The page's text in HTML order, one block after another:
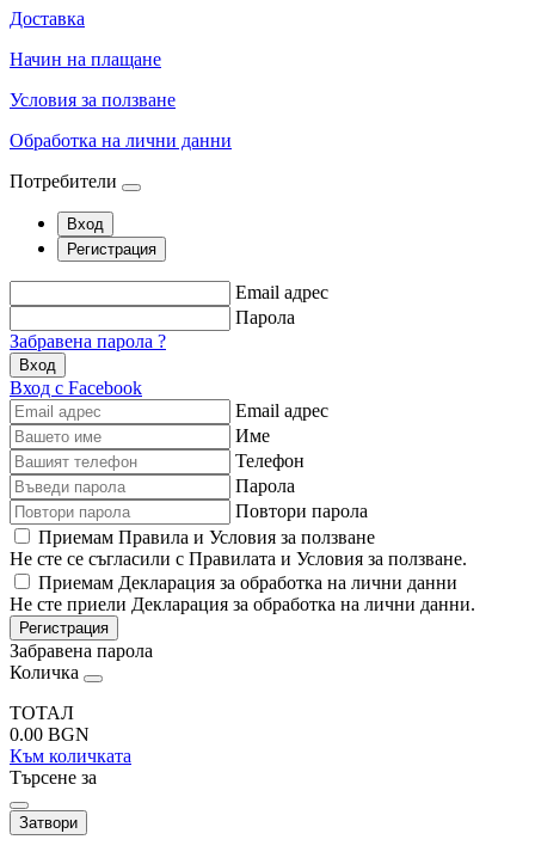
Доставка
Начин на плащане
Условия за ползване
Обработка на лични данни
Потребители
Вход
Регистрация
Email адрес
Парола
Забравена парола ?
Вход
Вход с Facebook
Email адрес
Име
Телефон
Парола
Повтори парола
Приемам Правила и Условия за ползване
Не сте се съгласили с Правилата и Условия за ползване.
Приемам Декларация за обработка на лични данни
Не сте приели Декларация за обработка на лични данни.
Регистрация
Забравена парола
Количка
ТОТАЛ
0.00 BGN
Към количката
Търсене за
Затвори